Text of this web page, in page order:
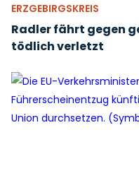
ERZGEBIRGSKREIS
Radler fährt gegen
tödlich verletzt